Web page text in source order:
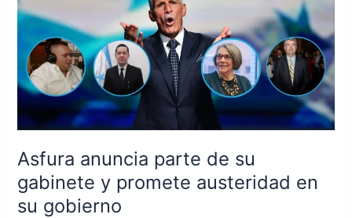
Asfura anuncia parte de su
gabinete y promete austeridad en
su gobierno
parte
gabinete
y
promete
austeridad
su
gobierno